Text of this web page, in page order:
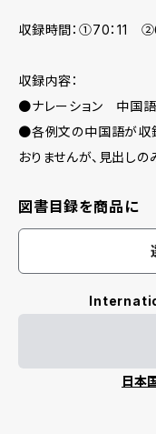
収録時間：①70：11
収録内容：
●ナレーション 中国語
●各例文の中国語が収
おりませんが、見出しの
図書目録を商品に
日本